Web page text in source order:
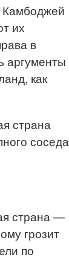
их
в
аргументы
как
страна
соседа
страна —
грозит
по